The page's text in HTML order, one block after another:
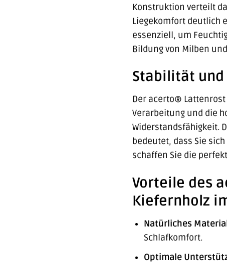
Konstruktion verteilt
Liegekomfort deutlich
essenziell, um
Bildung von Milben
Stabilität und
Der acerto®
Verarbeitung und die
Widerstandsfähigkeit.
bedeutet, dass Sie
schaffen Sie die
Vorteile des
Kiefernholz
Natürliches
Schlafkomfort.
Optimale